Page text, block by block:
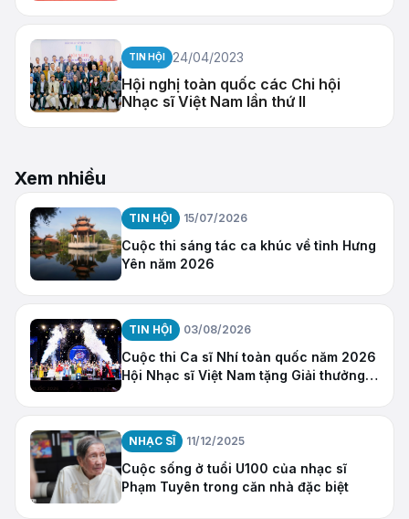
TIN HỘI 24/04/2023
Hội nghị toàn quốc các Chi hội
Nhạc sĩ Việt Nam lần thứ II
Xem nhiều
TIN HỘI 15/07/2026
Cuộc thi sáng tác ca khúc về tỉnh Hưng
Yên năm 2026
TIN HỘI 03/08/2026
Cuộc thi Ca sĩ Nhí toàn quốc năm 2026
Hội Nhạc sĩ Việt Nam tặng Giải thưởng
NHẠC SĨ 11/12/2025
Cuộc sống ở tuổi U100 của nhạc sĩ
Phạm Tuyên trong căn nhà đặc biệt